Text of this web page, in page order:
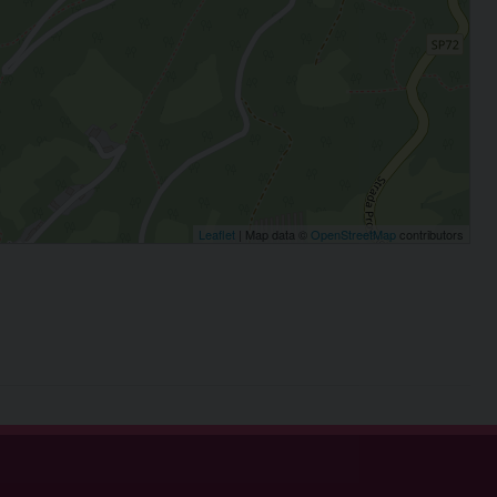
Leaflet | Map data © OpenStreetMap contributors